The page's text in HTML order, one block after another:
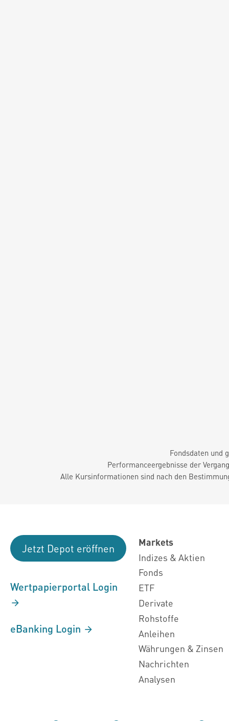
Fondsdaten und
Performanceergebnisse der
Alle Kursinformationen sind nach den
Jetzt Depot eröffnen
Wertpapierportal Login
eBanking Login
Markets
Indizes & Aktien
Fonds
ETF
Derivate
Rohstoffe
Anleihen
Währungen & Zinsen
Nachrichten
Analysen